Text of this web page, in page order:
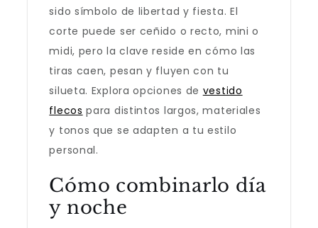
sido símbolo de libertad y fiesta. El
corte puede ser ceñido o recto, mini o
midi, pero la clave reside en cómo las
tiras caen, pesan y fluyen con tu
silueta. Explora opciones de vestido
flecos para distintos largos, materiales
y tonos que se adapten a tu estilo
personal.
Cómo combinarlo día
y noche